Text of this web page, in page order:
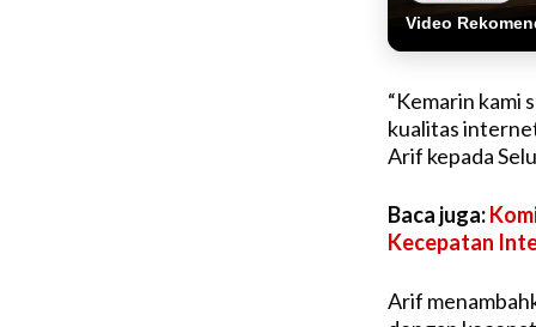
Video
“Kemarin kami
kualitas
Arif kepada
Baca juga:
Kecepatan
Arif